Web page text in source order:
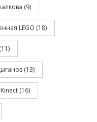
(9)
LEGO (18)
(11)
(13)
(16)